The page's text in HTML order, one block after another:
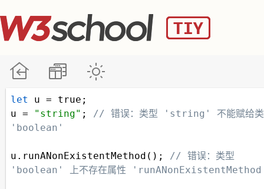
let u = true ;
u = "string" ; // 错误：类型 'string' 不能赋给类
'boolean'
u . runANonExistentMethod (); // 错误：类型
'boolean' 上不存在属性